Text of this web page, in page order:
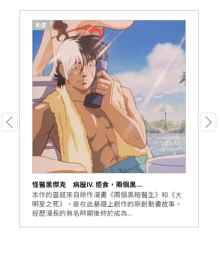
動畫
怪醫黑傑克 病歷IV. 拒食，兩個黑...
本作的靈感來自原作漫畫《兩個黑暗醫生》和《大
明星之死》，是在此基礎上創作的原創動畫故事。
經歷漫長的無名時期後終於成為...